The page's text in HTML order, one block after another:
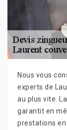
Nous vous
experts de
au plus vite.
garantit en
prestations